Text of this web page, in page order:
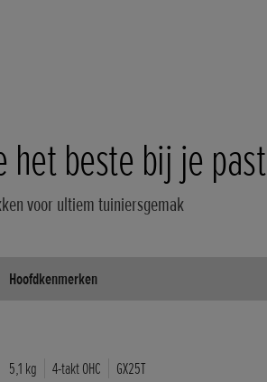
het beste bij je past
voor ultiem tuiniersgemak
Hoofdkenmerken
5,1 kg 4-takt OHC GX25T